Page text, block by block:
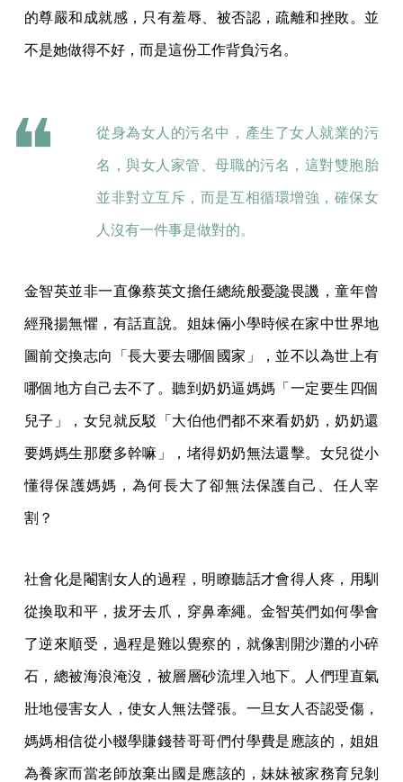
的尊嚴和成就感，只有羞辱、被否認，疏離和挫敗。並
不是她做得不好，而是這份工作背負污名。
從身為女人的污名中，產生了女人就業的污
名，與女人家管、母職的污名，這對雙胞胎
並非對立互斥，而是互相循環增強，確保女
人沒有一件事是做對的。
金智英並非一直像蔡英文擔任總統般憂讒畏譏，童年曾
經飛揚無懼，有話直說。姐妹倆小學時候在家中世界地
圖前交換志向「長大要去哪個國家」，並不以為世上有
哪個地方自己去不了。聽到奶奶逼媽媽「一定要生四個
兒子」，女兒就反駁「大伯他們都不來看奶奶，奶奶還
要媽媽生那麼多幹嘛」，堵得奶奶無法還擊。女兒從小
懂得保護媽媽，為何長大了卻無法保護自己、任人宰
割？
社會化是閹割女人的過程，明瞭聽話才會得人疼，用馴
從換取和平，拔牙去爪，穿鼻牽繩。金智英們如何學會
了逆來順受，過程是難以覺察的，就像割開沙灘的小碎
石，總被海浪淹沒，被層層砂流埋入地下。人們理直氣
壯地侵害女人，使女人無法聲張。一旦女人否認受傷，
媽媽相信從小輟學賺錢替哥哥們付學費是應該的，姐姐
為養家而當老師放棄出國是應該的，妹妹被家務育兒剝